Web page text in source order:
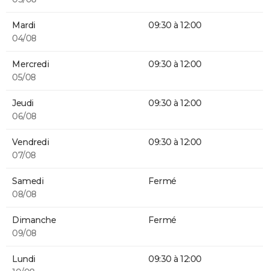
Mardi
04/08
09:30 à 12:00
Mercredi
05/08
09:30 à 12:00
Jeudi
06/08
09:30 à 12:00
Vendredi
07/08
09:30 à 12:00
Samedi
08/08
Fermé
Dimanche
09/08
Fermé
Lundi
09:30 à 12:00